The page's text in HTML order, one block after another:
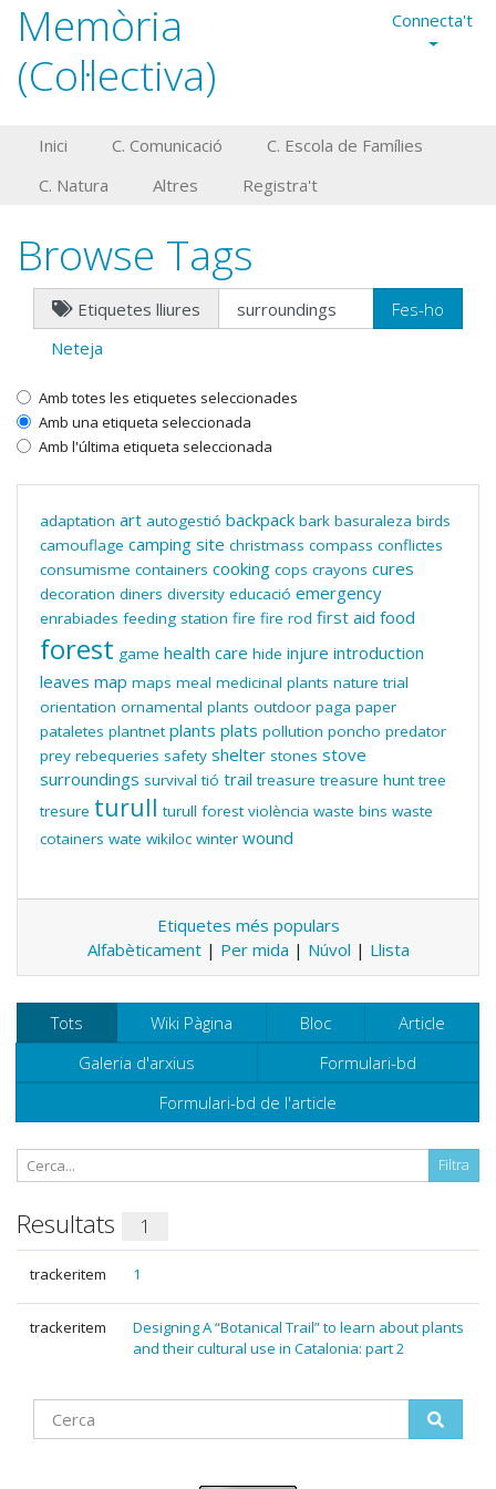
Memòria
(Col·lectiva)
Connecta't
Inici C. Comunicació
C. Escola de Famílies
C. Natura
Altres Registra't
Browse Tags
Etiquetes lliures
Neteja
Amb totes les etiquetes seleccionades
Amb una etiqueta seleccionada
Amb l'última etiqueta seleccionada
adaptation art autogestió backpack bark basuraleza birds
camouflage camping site christmass compass conflictes
consumisme containers cooking cops crayons cures
decoration diners diversity educació emergency
enrabiades feeding station fire fire rod first aid food
forest game health care hide injure introduction
leaves map maps meal medicinal plants nature trial
orientation ornamental plants outdoor paga paper
pataletes plantnet plants plats pollution poncho predator
prey rebequeries safety shelter stones stove
surroundings survival tió trail treasure treasure hunt tree
tresure turull turull forest violència waste bins waste
cotainers wate wikiloc winter wound
Etiquetes més populars
Alfabèticament| Per mida | Núvol | Llista
Tots Wiki Pàgina Bloc
Article
Galeria d'arxius
Formulari-bd
Formulari-bd de l'article
Resultats 1
trackeritem 1
trackeritem
Designing A “Botanical Trail” to learn about plants
and their cultural use in Catalonia: part 2
Find